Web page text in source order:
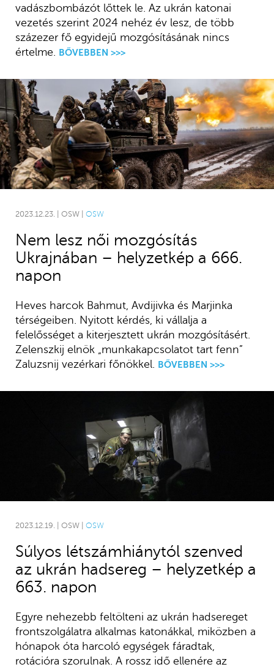
vadászbombázót lőttek le. Az ukrán katonai
vezetés szerint 2024 nehéz év lesz, de több
százezer fő egyidejű mozgósításának nincs
értelme.
BŐVEBBEN >>>
2023.12.23. | OSW | OSW
Nem lesz női mozgósítás
Ukrajnában – helyzetkép a 666.
napon
Heves harcok Bahmut, Avdijivka és Marjinka
térségeiben. Nyitott kérdés, ki vállalja a
felelősséget a kiterjesztett ukrán mozgósításért.
Zelenszkij elnök „munkakapcsolatot tart fenn”
Zaluzsnij vezérkari főnökkel.
BŐVEBBEN >>>
2023.12.19. | OSW | OSW
Súlyos létszámhiánytól szenved
az ukrán hadsereg – helyzetkép a
663. napon
Egyre nehezebb feltölteni az ukrán hadsereget
frontszolgálatra alkalmas katonákkal, miközben a
hónapok óta harcoló egységek fáradtak,
rotációra szorulnak. A rossz idő ellenére az